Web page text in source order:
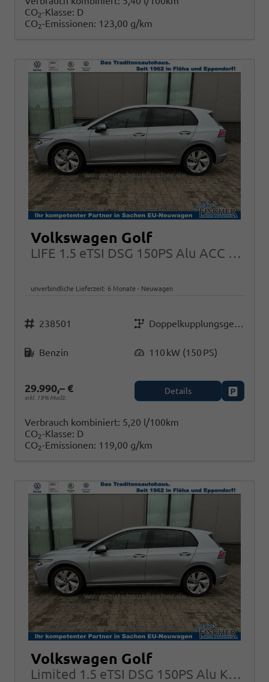
CO2-Klasse: D
CO2-Emissionen: 123,00 g/km
Volkswagen Golf
LIFE 1.5 eTSI DSG 150PS Alu ACC LED App-Connect Climatronic
unverbindliche Lieferzeit: 6 Monate Neuwagen
Fahrzeugnr.
238501
Getriebe
Doppelkupplungsgetriebe (DSG)
Benzin 110 kW (150 PS)
29.990,– €
inkl. 19% MwSt.
Details
Verbrauch kombiniert: 5,20 l/100km
CO2-Klasse: D
CO2-Emissionen: 119,00 g/km
Volkswagen Golf
Limited 1.5 eTSI DSG 150PS Alu Kessy RFK Alarm ACC LED App-Connect